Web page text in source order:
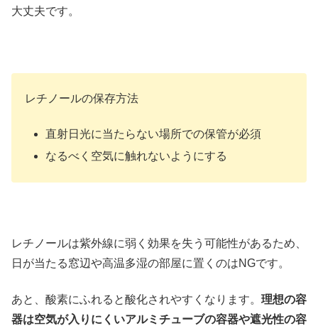
大丈夫です。
レチノールの保存方法
直射日光に当たらない場所での保管が必須
なるべく空気に触れないようにする
レチノールは紫外線に弱く効果を失う可能性があるため、
日が当たる窓辺や高温多湿の部屋に置くのはNGです。
あと、酸素にふれると酸化されやすくなります。 理想の容
器は空気が入りにくいアルミチューブの容器や遮光性の容